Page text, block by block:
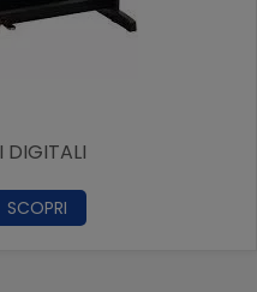
DIGITALI
SCOPRI